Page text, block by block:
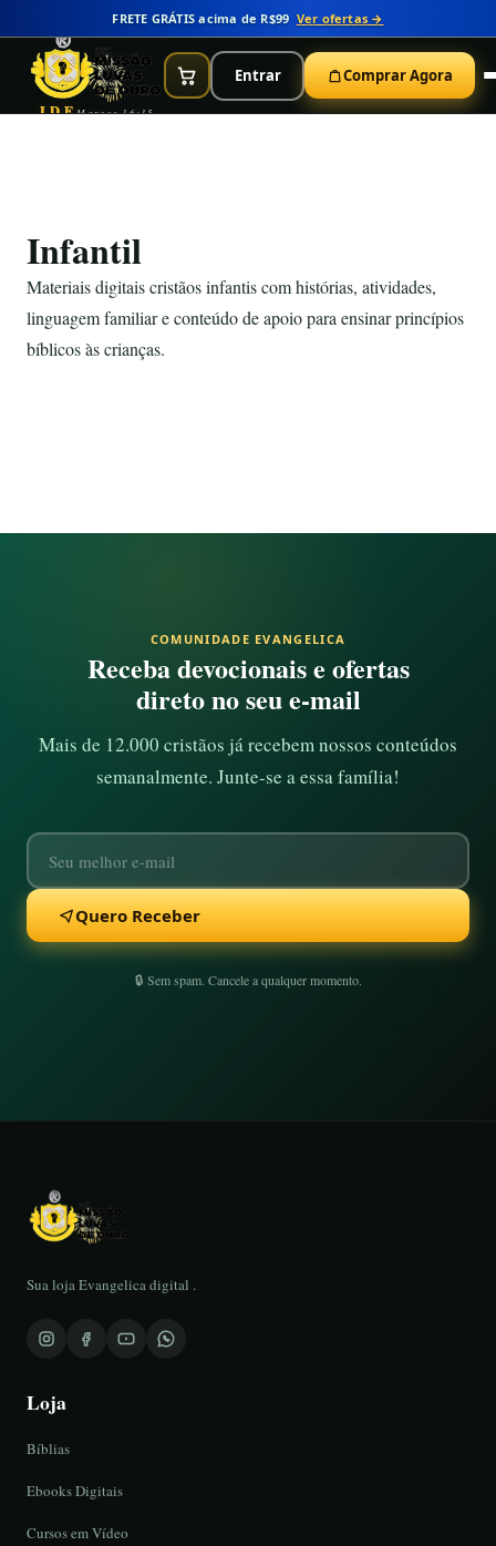
FRETE GRÁTIS acima de R$99 Ver ofertas →
IDEMarcos 16:15
Entrar Comprar Agora
Infantil
Materiais digitais cristãos infantis com histórias, atividades,
linguagem familiar e conteúdo de apoio para ensinar princípios
bíblicos às crianças.
COMUNIDADE EVANGELICA
Receba devocionais e ofertas
direto no seu e-mail
Mais de 12.000 cristãos já recebem nossos conteúdos
semanalmente. Junte-se a essa família!
Quero Receber
🔒 Sem spam. Cancele a qualquer momento.
Sua loja Evangelica digital .
Loja
Bíblias
Ebooks Digitais
Cursos em Vídeo